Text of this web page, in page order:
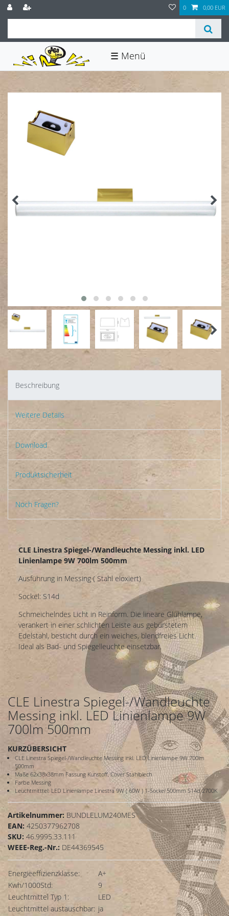
0 0,00 EUR
☰
Beschreibung
Weitere Details
Download
Produktsicherheit
Noch Fragen?
CLE Linestra Spiegel-/Wandleuchte Messing inkl. LED
Linienlampe 9W 700lm 500mm
Ausführung in Messing ( Stahl eloxiert)
Sockel: S14d
Schmeichelndes Licht in Reinform. Die lineare Glühlampe,
verankert in einer schlichten Leiste aus gebürstetem
Edelstahl, besticht durch ein weiches, blendfreies Licht.
Ideal als Bad- und Spiegelleuchte einsetzbar.
CLE Linestra Spiegel-/Wandleuchte
Messing inkl. LED Linienlampe 9W
700lm 500mm
KURZÜBERSICHT
CLE Linestra Spiegel-/Wandleuchte Messing inkl. LED Linienlampe 9W 700lm
500mm
Maße 62x38x38mm Fassung Kunstoff, Cover Stahlblech
Farbe Messing
Leuchtmitttel: LED Linienlampe Linestra 9W ( 60W ) 1-Sockel 500mm S14d 2700K
Artikelnummer: BUNDLELUM240MES
EAN: 4250377962708
SKU: 46.9995.33.111
WEEE-Reg.-Nr.: DE44369545
Energieeffizienzklasse:
A+
Kwh/1000Std:
9
Leuchtmittel Typ 1:
LED
Leuchtmittel austauschbar: ja